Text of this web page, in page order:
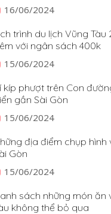
16/06/2024
trình du lịch Vũng Tàu
với ngân sách 400k
15/06/2024
kíp phượt trên Con
gần Sài Gòn
15/06/2024
địa điểm chụp hình
Gòn
15/06/2024
sách những món ăn
không thể bỏ qua